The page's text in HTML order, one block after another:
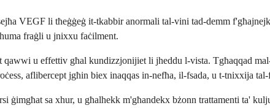
VEGF li tħeġġeġ it-tkabbir anormali tal-vini tad-demm
fraġli u jnixxu faċilment.
u effettiv għal kundizzjonijiet li jheddu l-vista. Tgħaqqad
aflibercept jgħin biex inaqqas in-nefħa, il-fsada, u t-tnixxija
ġimgħat sa xhur, u għalhekk m'għandekx bżonn trattamenti ta'